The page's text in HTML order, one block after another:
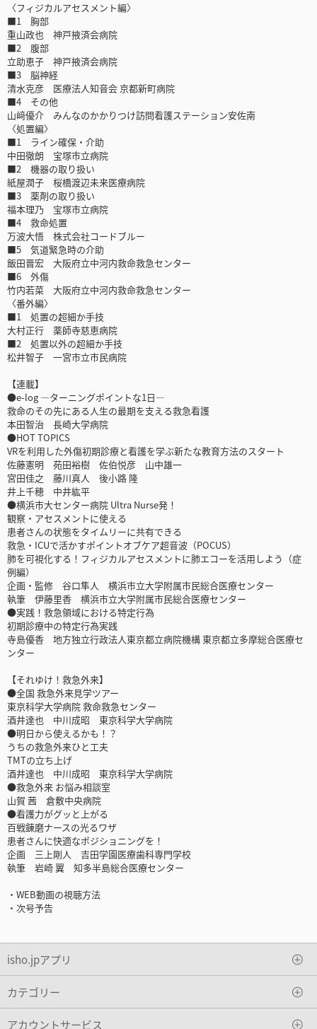
〈フィジカルアセスメント編〉
■1 胸部
重山政也 神戸掖済会病院
■2 腹部
立助恵子 神戸掖済会病院
■3 脳神経
清水克彦 医療法人知音会 京都新町病院
■4 その他
山﨑優介 みんなのかかりつけ訪問看護ステーション安佐南
〈処置編〉
■1 ライン確保・介助
中田徹朗 宝塚市立病院
■2 機器の取り扱い
紙屋潤子 桜橋渡辺未来医療病院
■3 薬剤の取り扱い
福本理乃 宝塚市立病院
■4 救命処置
万波大悟 株式会社コードブルー
■5 気道緊急時の介助
飯田晋宏 大阪府立中河内救命救急センター
■6 外傷
竹内若菜 大阪府立中河内救命救急センター
〈番外編〉
■1 処置の超細か手技
大村正行 薬師寺慈恵病院
■2 処置以外の超細か手技
松井智子 一宮市立市民病院
【連載】
●e-log ―ターニングポイントな1日―
救命のその先にある人生の最期を支える救急看護
本田智治 長崎大学病院
●HOT TOPICS
VRを利用した外傷初期診療と看護を学ぶ新たな教育方法のスタート
佐藤憲明 苑田裕樹 佐伯悦彦 山中雄一
宮田佳之 藤川真人 後小路 隆
井上千穂 中井紘平
●横浜市大センター病院 Ultra Nurse発！
観察・アセスメントに使える
患者さんの状態をタイムリーに共有できる
救急・ICUで活かすポイントオブケア超音波（POCUS）
肺を可視化する！フィジカルアセスメントに肺エコーを活用しよう（症
例編）
企画・監修 谷口隼人 横浜市立大学附属市民総合医療センター
執筆 伊藤里香 横浜市立大学附属市民総合医療センター
●実践！救急領域における特定行為
初期診療中の特定行為実践
寺島優香 地方独立行政法人東京都立病院機構 東京都立多摩総合医療セ
ンター
【それゆけ！救急外来】
●全国 救急外来見学ツアー
東京科学大学病院 救命救急センター
酒井達也 中川成昭 東京科学大学病院
●明日から使えるかも！？
うちの救急外来ひと工夫
TMTの立ち上げ
酒井達也 中川成昭 東京科学大学病院
●救急外来 お悩み相談室
山賀 茜 倉敷中央病院
●看護力がグッと上がる
百戦錬磨ナースの光るワザ
患者さんに快適なポジショニングを！
企画 三上剛人 吉田学園医療歯科専門学校
執筆 岩崎 翼 知多半島総合医療センター
・WEB動画の視聴方法
・次号予告
isho.jpアプリ
カテゴリー
アカウントサービス